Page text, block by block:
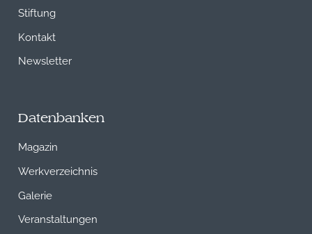
Stiftung
Kontakt
Newsletter
Datenbanken
Magazin
Werkverzeichnis
Galerie
Veranstaltungen